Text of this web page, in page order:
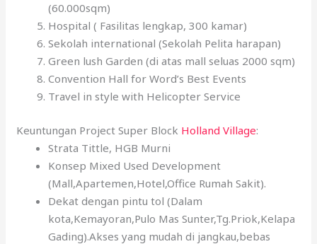
(60.000sqm)
Hospital ( Fasilitas lengkap, 300 kamar)
Sekolah international (Sekolah Pelita harapan)
Green lush Garden (di atas mall seluas 2000 sqm)
Convention Hall for Word’s Best Events
Travel in style with Helicopter Service
Keuntungan Project Super Block Holland Village:
Strata Tittle, HGB Murni
Konsep Mixed Used Development
(Mall,Apartemen,Hotel,Office Rumah Sakit).
Dekat dengan pintu tol (Dalam
kota,Kemayoran,Pulo Mas Sunter,Tg.Priok,Kelapa
Gading).Akses yang mudah di jangkau,bebas